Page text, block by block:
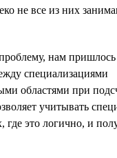
не все из них
нам пришлось
специализациями
областями при
учитывать
где это логично, и